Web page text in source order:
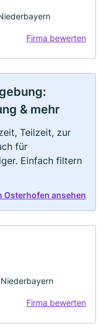
Firma bewerten
& mehr
Teilzeit, zur
für
Einfach filtern
Osterhofen ansehen
Firma bewerten